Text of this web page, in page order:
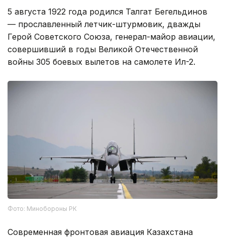
5 августа 1922 года родился Талгат Бегельдинов
— прославленный летчик-штурмовик, дважды
Герой Советского Союза, генерал-майор авиации,
совершивший в годы Великой Отечественной
войны 305 боевых вылетов на самолете Ил-2.
Фото: Минобороны РК
Современная фронтовая авиация Казахстана